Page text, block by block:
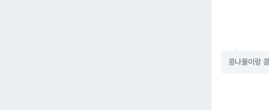
콩나물이랑